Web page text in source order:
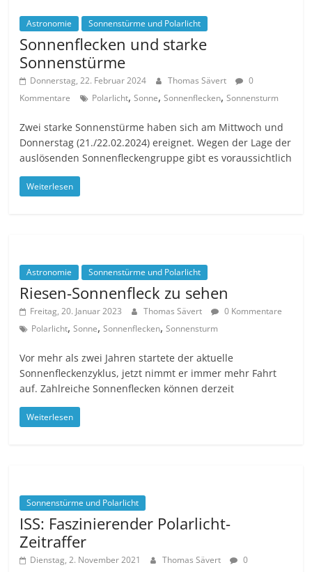
Astronomie Sonnenstürme und Polarlicht
Sonnenflecken und starke
Sonnenstürme
Donnerstag, 22. Februar 2024 Thomas Sävert
0
Kommentare
Polarlicht,Sonne,Sonnenflecken,Sonnensturm
Zwei starke Sonnenstürme haben sich am Mittwoch und
Donnerstag (21./22.02.2024) ereignet. Wegen der Lage der
auslösenden Sonnenfleckengruppe gibt es voraussichtlich
Weiterlesen
Astronomie Sonnenstürme und Polarlicht
Riesen-Sonnenfleck zu sehen
Freitag, 20. Januar 2023 Thomas Sävert
0 Kommentare
Polarlicht,Sonne,Sonnenflecken,Sonnensturm
Vor mehr als zwei Jahren startete der aktuelle
Sonnenfleckenzyklus, jetzt nimmt er immer mehr Fahrt
auf. Zahlreiche Sonnenflecken können derzeit
Weiterlesen
Sonnenstürme und Polarlicht
ISS: Faszinierender Polarlicht-
Zeitraffer
Dienstag, 2. November 2021 Thomas Sävert
0